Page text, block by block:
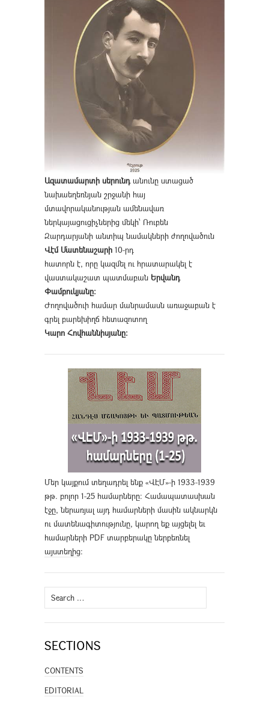
Ազատամարտի սերունդանունը ստացած
նախաեղեռնյան շրջանի հայ
մտավորականության ամենավառ
ներկայացուցիչներից մեկի՝ Ռուբեն
Զարդարյանի անտիպ նամակների ժողովածուն
Վէմ Մատենաշարի 10-րդ
հատորն է, որը կազմել ու հրատարակել է
վաստակաշատ պատմաբան Երվանդ
Փամբուկյանը։
Ժողովածուի համար մանրամասն առաջաբան է
գրել բարեխիղճ հետազոտող
Կարո Հովհաննիսյանը։
Մեր կայքում տեղադրել ենք «ՎԷՄ»-ի 1933-1939
թթ. բոլոր 1-25 համարները։ Համապատասխան
էջը, ներառյալ այդ համարների մասին ակնարկն
ու մատենագիտությունը, կարող եք այցելել եւ
համարների PDF տարբերակը ներբեռնել
այստեղից։
Search
for:
SECTIONS
CONTENTS
EDITORIAL